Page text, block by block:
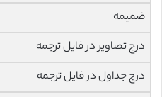
ضمیمه
درج تصاویر در فایل ترجمه
درج جداول در فایل ترجمه